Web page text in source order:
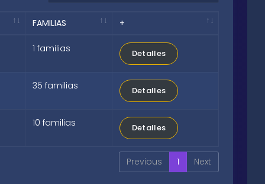
FAMILIAS +
1 familias Detalles
35 familias Detalles
10 familias Detalles
Previous 1 Next